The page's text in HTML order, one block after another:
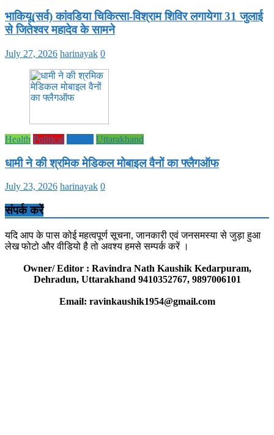
भाकियू(सर्व) कांवडिया चिकित्सा-विश्राम शिविर लगायेगा 31 जुलाई
से जितेश्वर महादेव के सामने
July 27, 2026 harinayak 0
Health Political Uttarakhand
धामी ने की श्रमिक मेडिकल मोबाइल वैनों का फ्लैगऑफ
July 23, 2026 harinayak 0
संपर्क करें
यदि आप के पास कोई महत्वपूर्ण सूचना, जानकारी एवं जनसमस्या से जुड़ा हुआ
लेख फोटो और वीडियो है तो अवश्य हमसे सम्पर्क करें ।
Owner/ Editor : Ravindra Nath Kaushik Kedarpuram,
Dehradun, Uttarakhand 9410352767, 9897006101
Email: ravinkaushik1954@gmail.com